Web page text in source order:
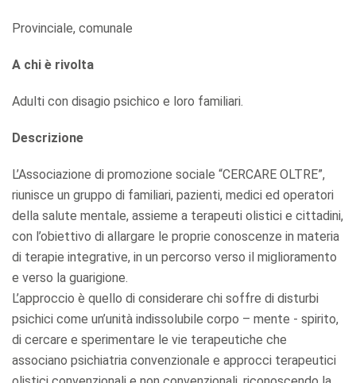
Provinciale, comunale
A chi è rivolta
Adulti con disagio psichico e loro familiari.
Descrizione
L’Associazione di promozione sociale “CERCARE OLTRE”,
riunisce un gruppo di familiari, pazienti, medici ed operatori
della salute mentale, assieme a terapeuti olistici e cittadini,
con l’obiettivo di allargare le proprie conoscenze in materia
di terapie integrative, in un percorso verso il miglioramento
e verso la guarigione.
L’approccio è quello di considerare chi soffre di disturbi
psichici come un’unità indissolubile corpo – mente - spirito,
di cercare e sperimentare le vie terapeutiche che
associano psichiatria convenzionale e approcci terapeutici